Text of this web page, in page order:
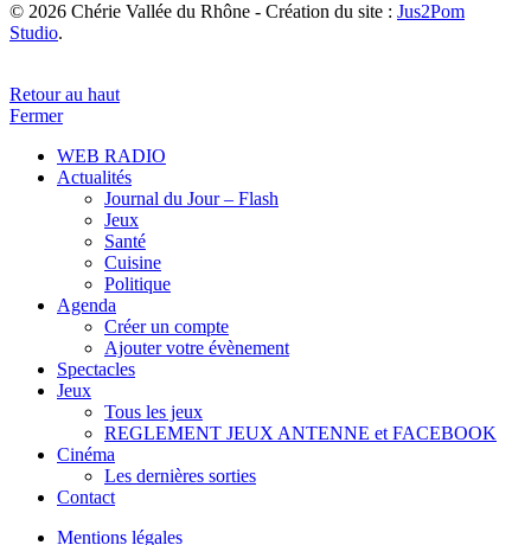
© 2026 Chérie Vallée du Rhône - Création du site : Jus2Pom
Studio.
Retour au haut
Fermer
WEB RADIO
Actualités
Journal du Jour – Flash
Jeux
Santé
Cuisine
Politique
Agenda
Créer un compte
Ajouter votre évènement
Spectacles
Jeux
Tous les jeux
REGLEMENT JEUX ANTENNE et FACEBOOK
Cinéma
Les dernières sorties
Contact
Mentions légales